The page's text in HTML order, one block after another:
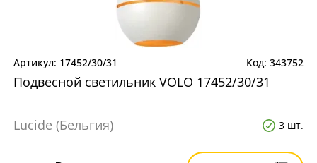
17452/30/31 343752
Подвесной светильник VOLO 17452/30/31
Lucide (Бельгия) 3 шт.